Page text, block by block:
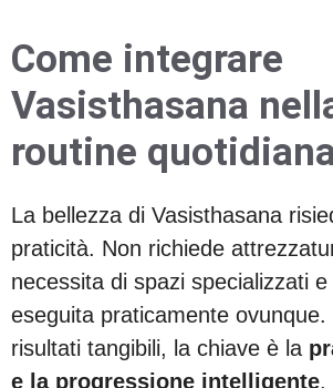
Come integrare
Vasisthasana
routine
La bellezza di Vasisthasana
praticità. Non richiede
necessita di spazi specializzati
eseguita praticamente
risultati tangibili, la chiave è la
e la progressione intelligente.